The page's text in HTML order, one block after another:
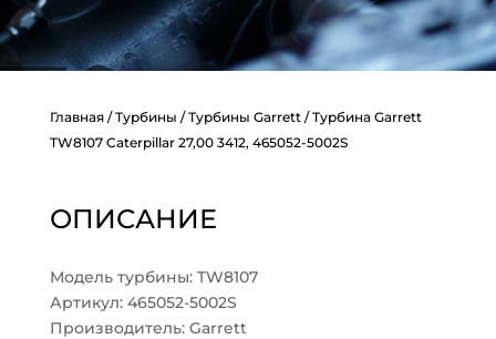
Главная/Турбины /Турбины Garrett/ Турбина Garrett
TW8107 Caterpillar 27,00 3412, 465052-5002S
ОПИСАНИЕ
Модель турбины: TW8107
Артикул: 465052-5002S
Производитель: Garrett